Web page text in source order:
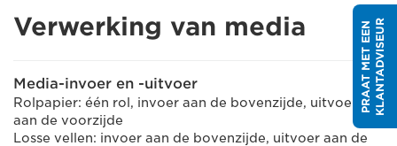
Verwerking van media
Media-invoer en -uitvoer
Rolpapier: één rol, invoer aan de bovenzijde, uitvoer
aan de voorzijde
Losse vellen: invoer aan de bovenzijde, uitvoer aan de
P
R
A
A
T
M
E
T
E
E
N
K
L
A
N
T
A
D
V
I
S
E
UR